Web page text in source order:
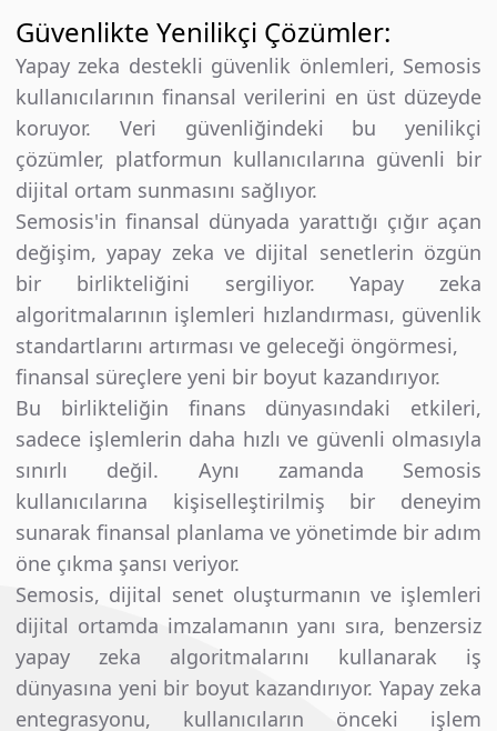
Güvenlikte Yenilikçi Çözümler:
Yapay zeka destekli güvenlik önlemleri, Semosis
kullanıcılarının finansal verilerini en üst düzeyde
koruyor. Veri güvenliğindeki bu yenilikçi
çözümler, platformun kullanıcılarına güvenli bir
dijital ortam sunmasını sağlıyor.
Semosis'in finansal dünyada yarattığı çığır açan
değişim, yapay zeka ve dijital senetlerin özgün
bir birlikteliğini sergiliyor. Yapay zeka
algoritmalarının işlemleri hızlandırması, güvenlik
standartlarını artırması ve geleceği öngörmesi,
finansal süreçlere yeni bir boyut kazandırıyor.
Bu birlikteliğin finans dünyasındaki etkileri,
sadece işlemlerin daha hızlı ve güvenli olmasıyla
sınırlı değil. Aynı zamanda Semosis
kullanıcılarına kişiselleştirilmiş bir deneyim
sunarak finansal planlama ve yönetimde bir adım
öne çıkma şansı veriyor.
Semosis, dijital senet oluşturmanın ve işlemleri
dijital ortamda imzalamanın yanı sıra, benzersiz
yapay zeka algoritmalarını kullanarak iş
dünyasına yeni bir boyut kazandırıyor. Yapay zeka
entegrasyonu, kullanıcıların önceki işlem